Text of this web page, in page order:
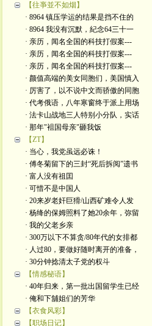
【往亊並不如烟】
· 8964 镇压学运的结果是挡不住的
· 8964 我没有沉默，紀念64三十一
· 亲历，闻名全国的科技打假案---
· 亲历，闻名全国的科技打假案---
· 亲历，闻名全国的科技打假案---
· 颜值高端的美女同胞们，美国慎入
· 厉害了，以不说中文而骄傲的同胞
· 代考俄语，八年寒窗终于派上用场
· 法卡山战地三人特别小分队，实话
· 那年"袓国母亲"砸我饭
【ZT】
· 当心，我党虽远必诛！
· 傅冬菊留下的三封“死后拆阅”遗书
· 富人没有祖囯
· 可惜不是中国人
· 20来岁老奸巨猾/山西矿难令人发
· 杨绛的保姆照料了她20余年，弥留
· 我的父老乡亲
· 300万以下不算贪/80年代的女排都
· 人过80，要做好随时离开的准备，
· 30分钟捻清太子党的权斗
【情感秘语】
· 40年归来，第一批出国留学生已经
· 俺和下舖姐们的芳华
【衣食风彩】
【职场日记】